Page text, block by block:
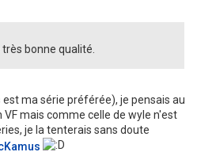
très bonne qualité.
ma série préférée), je pensais au
mais comme celle de wyle n'est
je la tenterais sans doute